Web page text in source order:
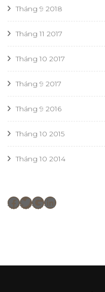
Tháng 9 2018
Tháng 11 2017
Tháng 10 2017
Tháng 9 2017
Tháng 9 2016
Tháng 10 2015
Tháng 10 2014
Facebook
Twitter
Google
LinkedIn